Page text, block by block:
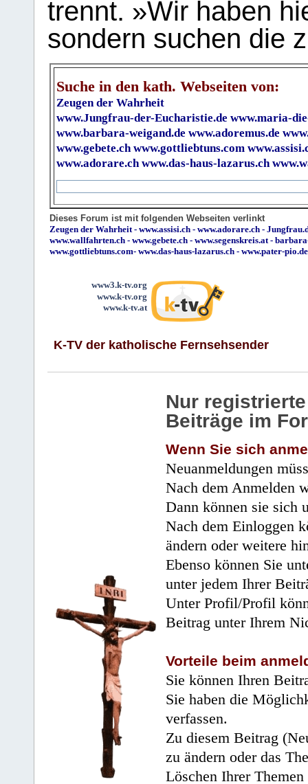
trennt. »Wir haben
sondern suchen die
Suche in den kath. Webseiten von:
Zeugen der Wahrheit
www.Jungfrau-der-Eucharistie.de www.maria-
www.barbara-weigand.de www.adoremus.de
www.gebete.ch www.gottliebtuns.com
www.adorare.ch www.das-haus-lazarus.ch
Dieses Forum ist mit folgenden Webseiten verlinkt
Zeugen der Wahrheit - www.assisi.ch - www.adorare.ch -
www.wallfahrten.ch - www.gebete.ch - www.segenskreis.at -
www.gottliebtuns.com- www.das-haus-lazarus.ch - www.pater-pio.de
www3.k-tv.org
www.k-tv.org
www.k-tv.at
K-TV der katholische Fernsehsender
Nur
Beiträge im
Wenn Sie sich
Neuanmeldungen
Nach dem Anmelden
Dann können sie sich
Nach dem Einloggen
ändern oder weitere
Ebenso können Sie
unter jedem Ihrer
Unter Profil/Profil
Beitrag unter Ihrem
Vorteile beim
Sie können Ihren
Sie haben die
verfassen.
Zu diesem Beitrag
zu ändern oder das
Löschen Ihrer